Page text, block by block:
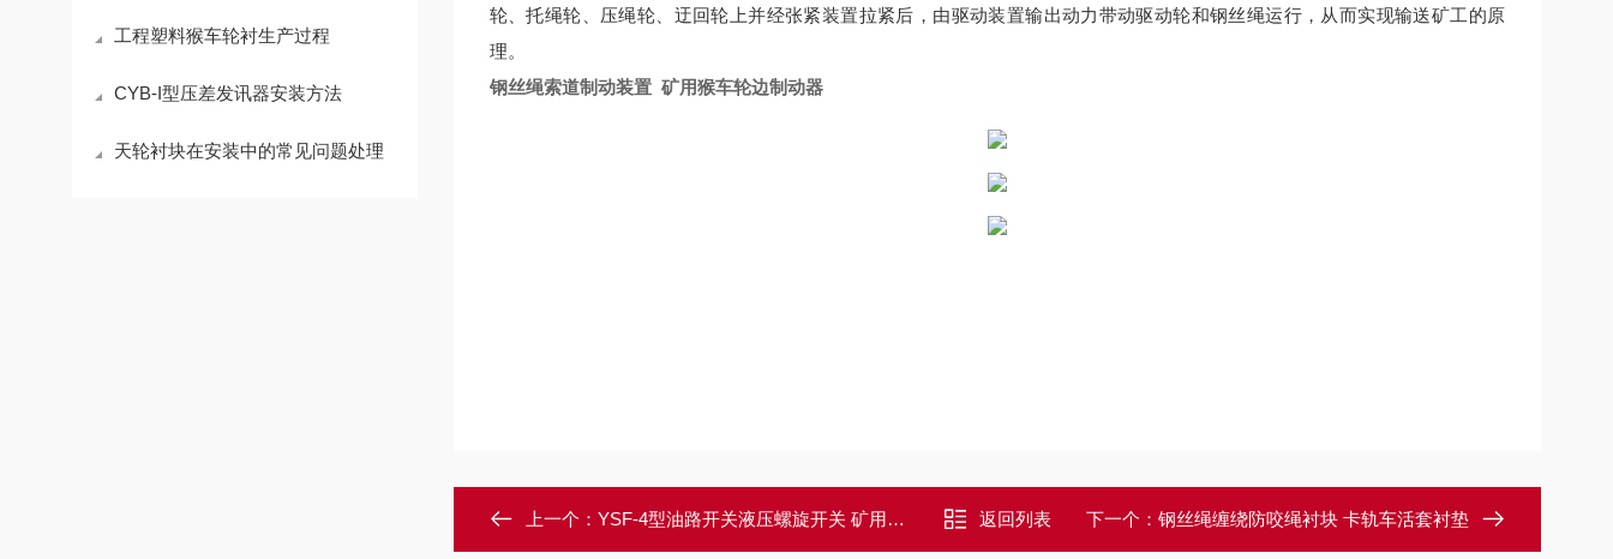
工程塑料猴车轮衬生产过程
CYB-I型压差发讯器安装方法
天轮衬块在安装中的常见问题处理
轮、托绳轮、压绳轮、迂回轮上并经张紧装置拉紧后，由驱动装置输出动力带动驱动轮和钢丝绳运行，从而实现输送矿工的原
理。
钢丝绳索道制动装置 矿用猴车轮边制动器
上一个： YSF-4型油路开关液压螺旋开关 矿用配件 返回列表 下一个： 钢丝绳缠绕防咬绳衬块 卡轨车活套衬垫